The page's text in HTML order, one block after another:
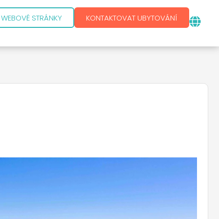
STRÁNKY KONTAKTOVAT UBYTOVÁNÍ